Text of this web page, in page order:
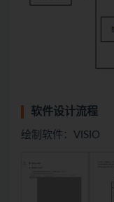
软件设计流程
绘制软件：VISIO